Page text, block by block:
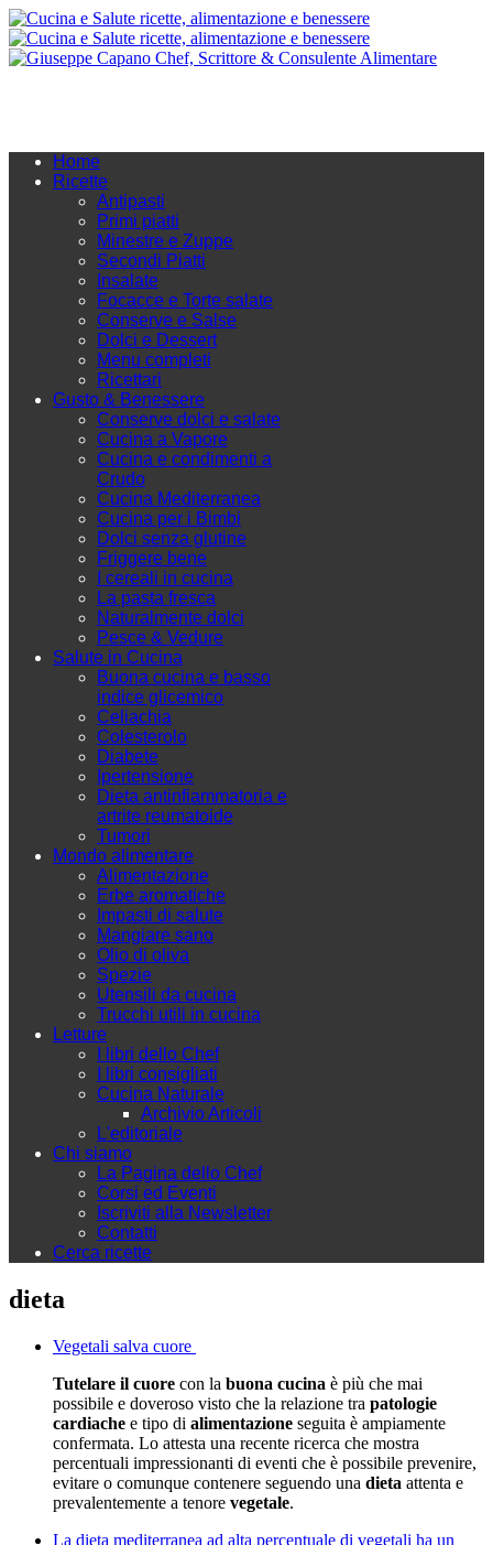
Home
Ricette
Antipasti
Primi piatti
Minestre e Zuppe
Secondi Piatti
Insalate
Focacce e Torte salate
Conserve e Salse
Dolci e Dessert
Menu completi
Ricettari
Gusto & Benessere
Conserve dolci e salate
Cucina a Vapore
Cucina e condimenti a
Crudo
Cucina Mediterranea
Cucina per i Bimbi
Dolci senza glutine
Friggere bene
I cereali in cucina
La pasta fresca
Naturalmente dolci
Pesce & Vedure
Salute in Cucina
Buona cucina e basso
indice glicemico
Celiachia
Colesterolo
Diabete
Ipertensione
Dieta antinfiammatoria e
artrite reumatoide
Tumori
Mondo alimentare
Alimentazione
Erbe aromatiche
Impasti di salute
Mangiare sano
Olio di oliva
Spezie
Utensili da cucina
Trucchi utili in cucina
Letture
I libri dello Chef
I libri consigliati
Cucina Naturale
Archivio Articoli
L'editoriale
Chi siamo
La Pagina dello Chef
Corsi ed Eventi
Iscriviti alla Newsletter
Contatti
Cerca ricette
dieta
Vegetali salva cuore
Tutelare il cuore con la buona cucina è più che mai
possibile e doveroso visto che la relazione tra patologie
cardiache e tipo di alimentazione seguita è ampiamente
confermata. Lo attesta una recente ricerca che mostra
percentuali impressionanti di eventi che è possibile prevenire,
evitare o comunque contenere seguendo una dieta attenta e
prevalentemente a tenore vegetale.
La dieta mediterranea ad alta percentuale di vegetali ha un